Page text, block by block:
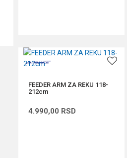
FEEDER ARM ZA REKU 118-
212cm
4.990,00 RSD